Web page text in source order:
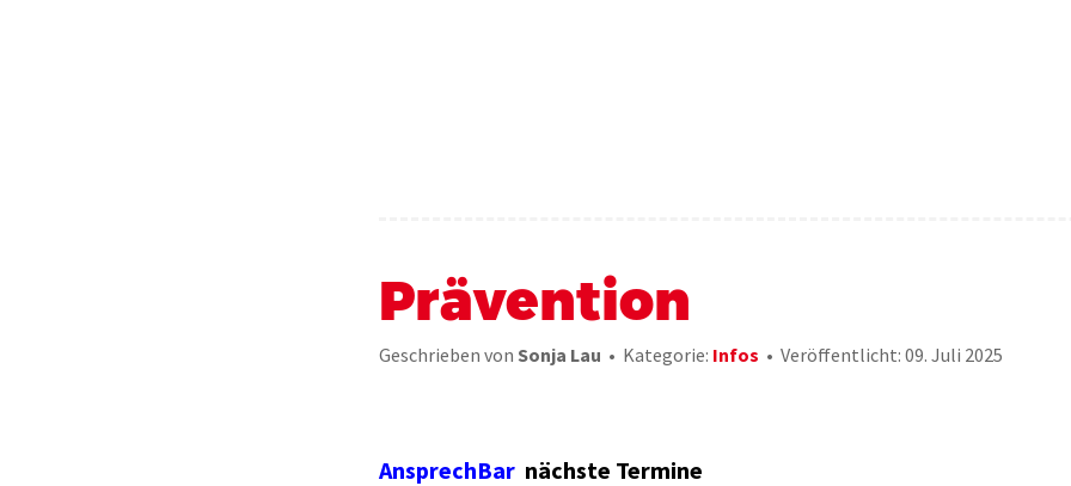
Prävention
Geschrieben von Sonja Lau Kategorie: Infos Veröffentlicht: 09. Juli 2025
AnsprechBar nächste Termine